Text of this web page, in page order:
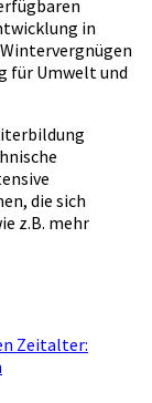
in
für Umwelt und
die sich
z.B. mehr
Zeitalter: